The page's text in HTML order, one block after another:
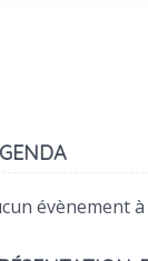
évènement